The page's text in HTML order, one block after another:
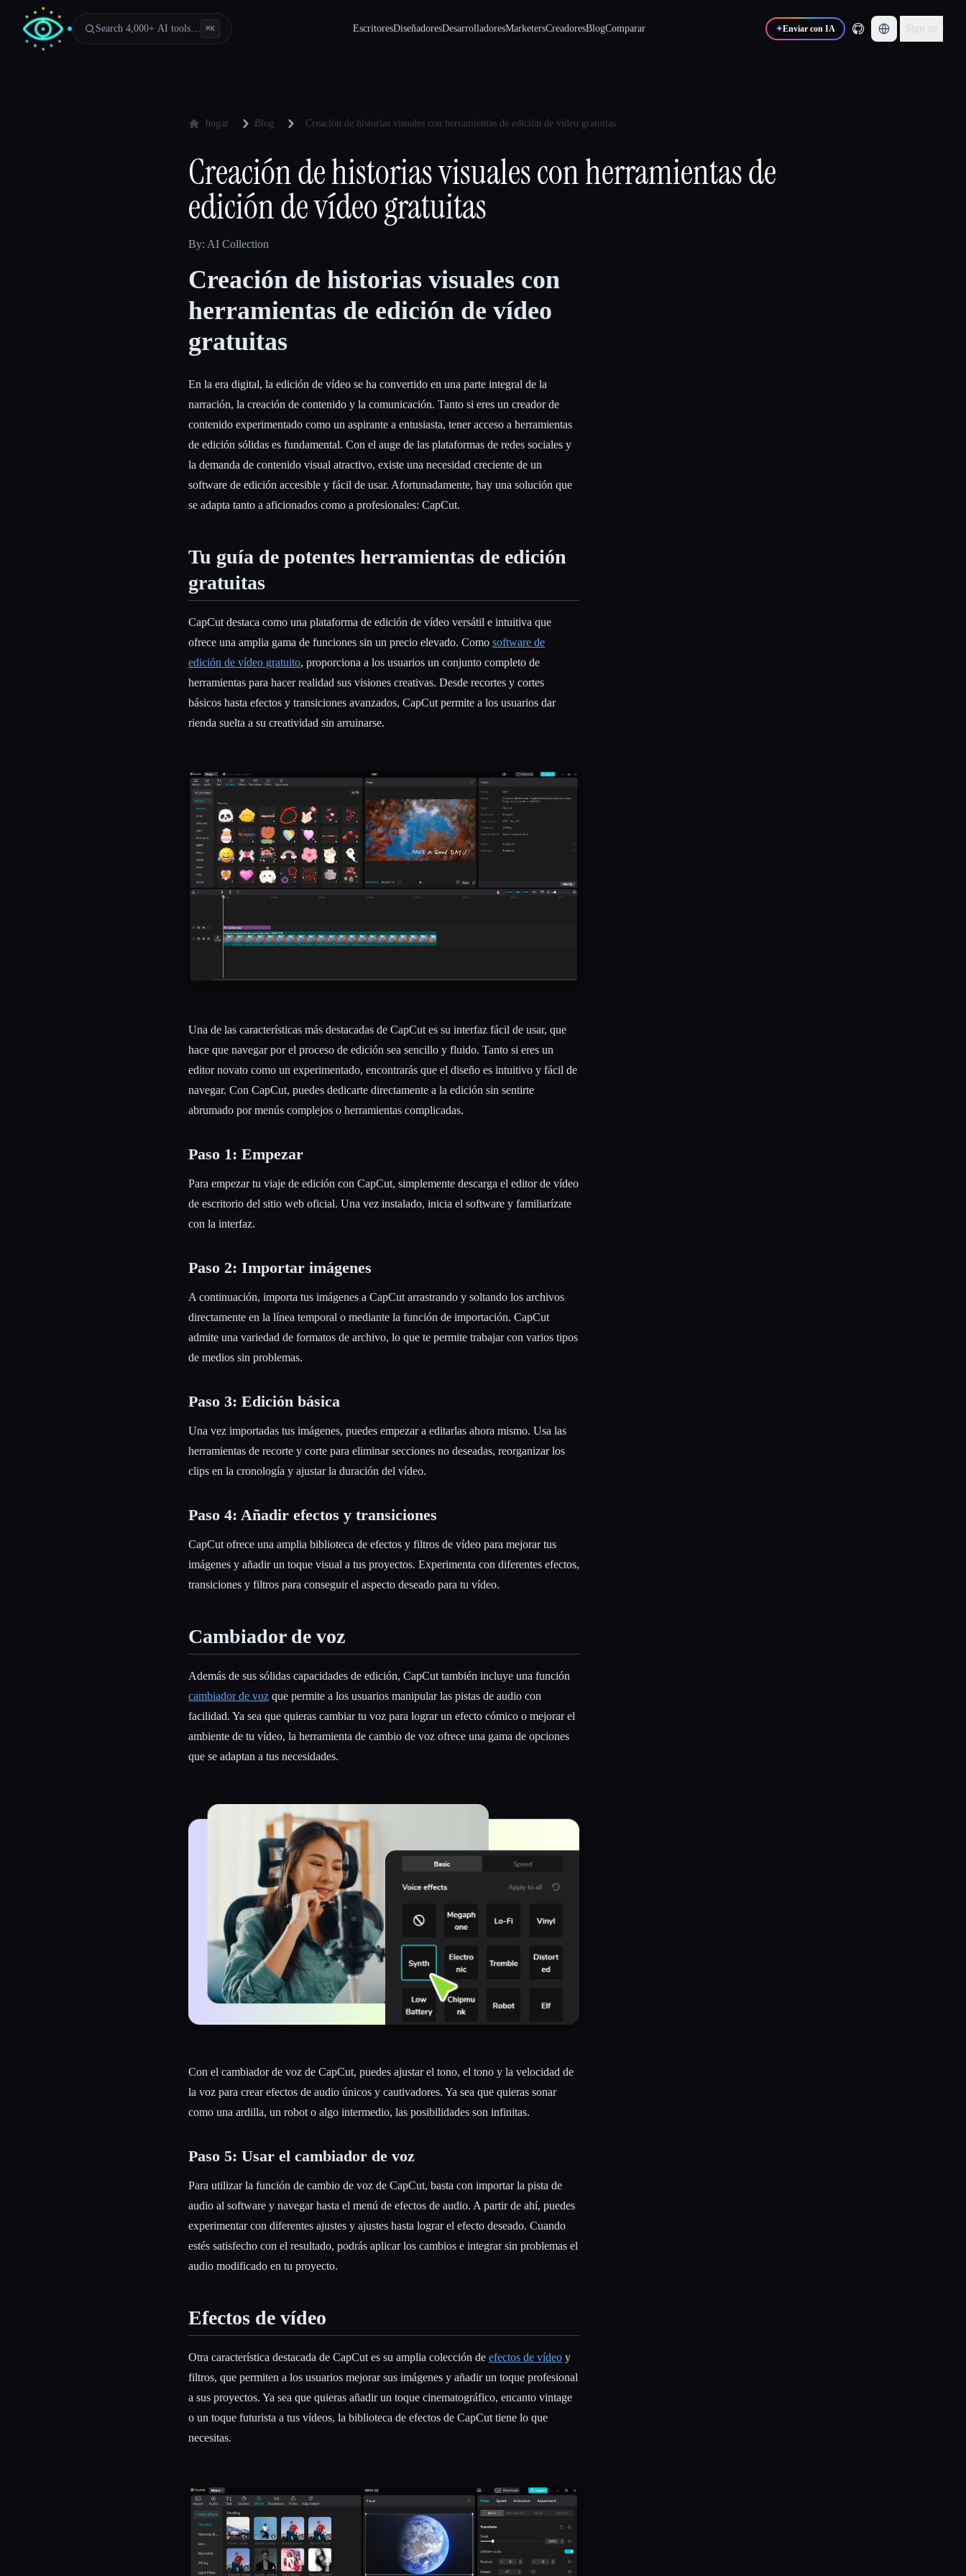
Search 4,000+ AI tools… ⌘K EscritoresDiseñadoresDesarrolladoresMarketersCreadoresBlogComparar ✦Enviar con IA Sign up
hogar Blog Creación de historias visuales con herramientas de edición de vídeo gratuitas
Creación de historias visuales con herramientas de
edición de vídeo gratuitas
By: AI Collection
Creación de historias visuales con
herramientas de edición de vídeo
gratuitas
En la era digital, la edición de vídeo se ha convertido en una parte integral de la
narración, la creación de contenido y la comunicación. Tanto si eres un creador de
contenido experimentado como un aspirante a entusiasta, tener acceso a herramientas
de edición sólidas es fundamental. Con el auge de las plataformas de redes sociales y
la demanda de contenido visual atractivo, existe una necesidad creciente de un
software de edición accesible y fácil de usar. Afortunadamente, hay una solución que
se adapta tanto a aficionados como a profesionales: CapCut.
Tu guía de potentes herramientas de edición
gratuitas
CapCut destaca como una plataforma de edición de vídeo versátil e intuitiva que
ofrece una amplia gama de funciones sin un precio elevado. Como software de
edición de vídeo gratuito, proporciona a los usuarios un conjunto completo de
herramientas para hacer realidad sus visiones creativas. Desde recortes y cortes
básicos hasta efectos y transiciones avanzados, CapCut permite a los usuarios dar
rienda suelta a su creatividad sin arruinarse.
Una de las características más destacadas de CapCut es su interfaz fácil de usar, que
hace que navegar por el proceso de edición sea sencillo y fluido. Tanto si eres un
editor novato como un experimentado, encontrarás que el diseño es intuitivo y fácil de
navegar. Con CapCut, puedes dedicarte directamente a la edición sin sentirte
abrumado por menús complejos o herramientas complicadas.
Paso 1: Empezar
Para empezar tu viaje de edición con CapCut, simplemente descarga el editor de vídeo
de escritorio del sitio web oficial. Una vez instalado, inicia el software y familiarízate
con la interfaz.
Paso 2: Importar imágenes
A continuación, importa tus imágenes a CapCut arrastrando y soltando los archivos
directamente en la línea temporal o mediante la función de importación. CapCut
admite una variedad de formatos de archivo, lo que te permite trabajar con varios tipos
de medios sin problemas.
Paso 3: Edición básica
Una vez importadas tus imágenes, puedes empezar a editarlas ahora mismo. Usa las
herramientas de recorte y corte para eliminar secciones no deseadas, reorganizar los
clips en la cronología y ajustar la duración del vídeo.
Paso 4: Añadir efectos y transiciones
CapCut ofrece una amplia biblioteca de efectos y filtros de vídeo para mejorar tus
imágenes y añadir un toque visual a tus proyectos. Experimenta con diferentes efectos,
transiciones y filtros para conseguir el aspecto deseado para tu vídeo.
Cambiador de voz
Además de sus sólidas capacidades de edición, CapCut también incluye una función
cambiador de voz que permite a los usuarios manipular las pistas de audio con
facilidad. Ya sea que quieras cambiar tu voz para lograr un efecto cómico o mejorar el
ambiente de tu vídeo, la herramienta de cambio de voz ofrece una gama de opciones
que se adaptan a tus necesidades.
Con el cambiador de voz de CapCut, puedes ajustar el tono, el tono y la velocidad de
la voz para crear efectos de audio únicos y cautivadores. Ya sea que quieras sonar
como una ardilla, un robot o algo intermedio, las posibilidades son infinitas.
Paso 5: Usar el cambiador de voz
Para utilizar la función de cambio de voz de CapCut, basta con importar la pista de
audio al software y navegar hasta el menú de efectos de audio. A partir de ahí, puedes
experimentar con diferentes ajustes y ajustes hasta lograr el efecto deseado. Cuando
estés satisfecho con el resultado, podrás aplicar los cambios e integrar sin problemas el
audio modificado en tu proyecto.
Efectos de vídeo
Otra característica destacada de CapCut es su amplia colección de efectos de vídeo y
filtros, que permiten a los usuarios mejorar sus imágenes y añadir un toque profesional
a sus proyectos. Ya sea que quieras añadir un toque cinematográfico, encanto vintage
o un toque futurista a tus vídeos, la biblioteca de efectos de CapCut tiene lo que
necesitas.